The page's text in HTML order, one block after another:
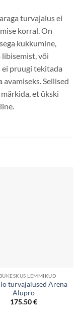
turvajalus ei
korral. On
kukkumine,
või
ei pruugi tekitada
Sellised
et ükski
LEMMIKUD
turvajalused Arena
Alupro
175.50€